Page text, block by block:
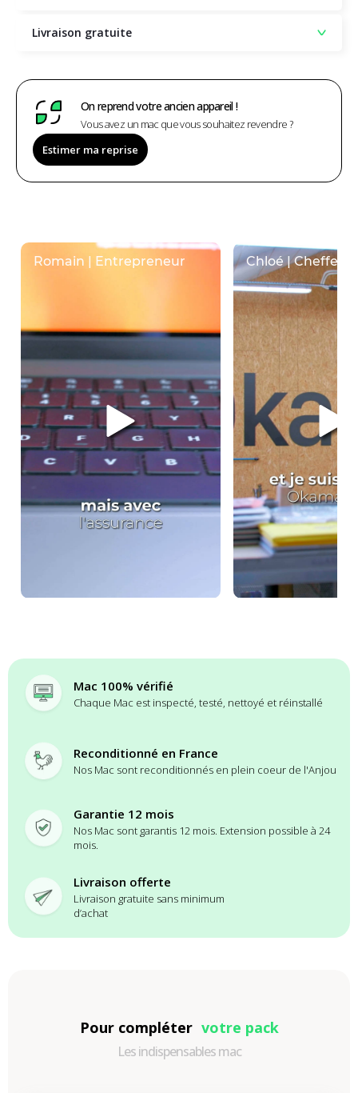
Livraison gratuite
On reprend votre ancien appareil !
Vous avez un mac que vous souhaitez revendre ?
Estimer ma reprise
Mac 100% vérifié
Chaque Mac est inspecté, testé, nettoyé et réinstallé
Reconditionné en France
Nos Mac sont reconditionnés en plein coeur de l'Anjou
Garantie 12 mois
Nos Mac sont garantis 12 mois. Extension possible à 24
mois.
Livraison offerte
Livraison gratuite sans minimum
d’achat
Pour compléter votre pack
Les indispensables mac